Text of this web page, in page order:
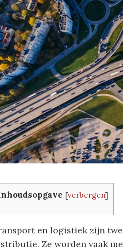
[verbergen]
en logistiek zijn
Ze worden vaak